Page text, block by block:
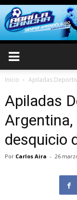
Inicio Apiladas
Apiladas
desquicio
Por Carlos Aira - 26